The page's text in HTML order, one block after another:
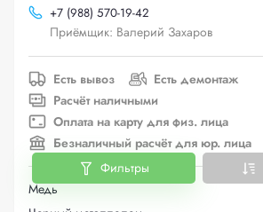
+7 (988) 570-19-42
Приёмщик: Валерий Захаров
Есть вывоз
Есть демонтаж
Расчёт наличными
Оплата на карту для физ. лица
Безналичный расчёт для юр. лица
Медь
Фильтры